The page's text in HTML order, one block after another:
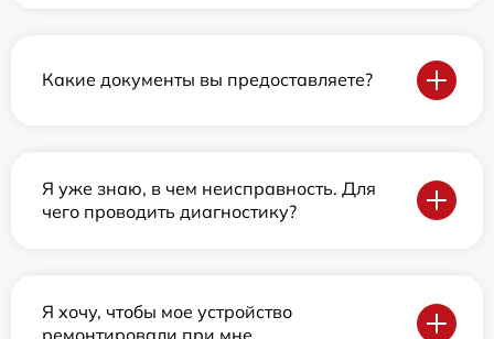
Какие документы вы предоставляете?
Я уже знаю, в чем неисправность. Для
чего проводить диагностику?
Я хочу, чтобы мое устройство
ремонтировали при мне.